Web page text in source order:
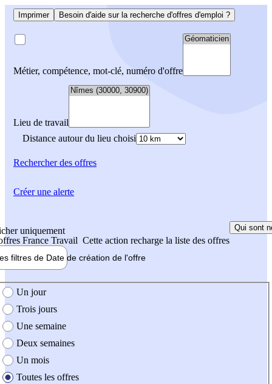
Imprimer Besoin d'aide sur la recherche d'offres d'emploi ?
Métier, compétence, mot-clé, numéro d'offre
Lieu de travail
Distance autour du lieu choisi
Rechercherdes offres
uniquement
France Travail Cette action recharge la liste des offres
Qui sont
filtres de Date de création de l'offre
création de l'offre
Un jour
Trois jours
Une semaine
Deux semaines
Un mois
Toutes les offres
Créer une alerte